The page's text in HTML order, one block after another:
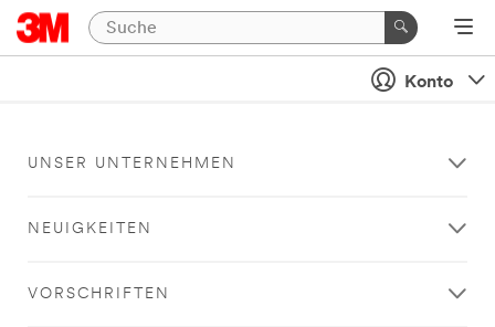
Konto
UNSER UNTERNEHMEN
NEUIGKEITEN
VORSCHRIFTEN